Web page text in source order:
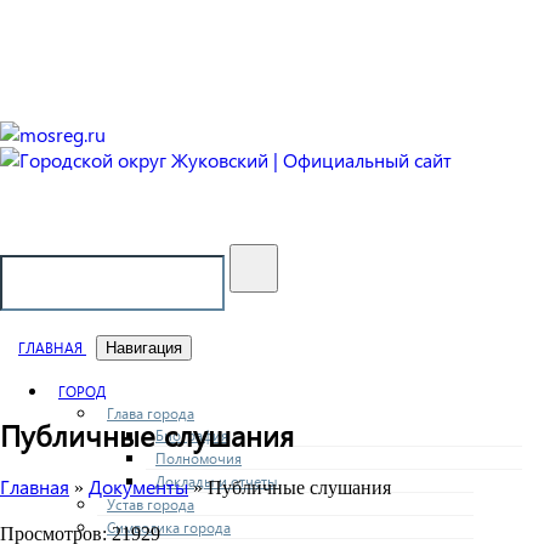
ГЛАВНАЯ Навигация
ГОРОД
Глава города
Биография
Полномочия
Доклады и отчеты
Устав города
Символика города
Публичные слушания
Главная » Документы» Публичные слушания
Просмотров: 21929